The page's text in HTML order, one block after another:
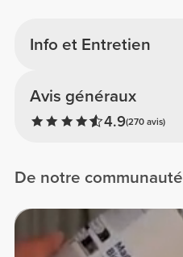
Info et Entretien
Avis généraux
4.9(270 avis)
De notre communauté